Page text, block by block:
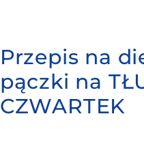
Przepis na
pączki na
CZWARTEK